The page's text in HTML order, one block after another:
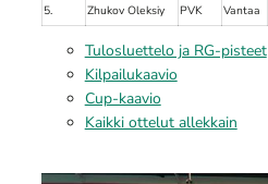
5.
Zhukov Oleksiy PVK Vantaa
Tulosluettelo ja RG-pisteet
Kilpailukaavio
Cup-kaavio
Kaikki ottelut allekkain